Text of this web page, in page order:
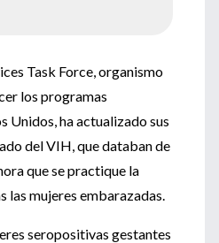
Task Force, organismo
los programas
Unidos, ha actualizado sus
del VIH, que databan de
que se practique la
las mujeres embarazadas.
seropositivas gestantes